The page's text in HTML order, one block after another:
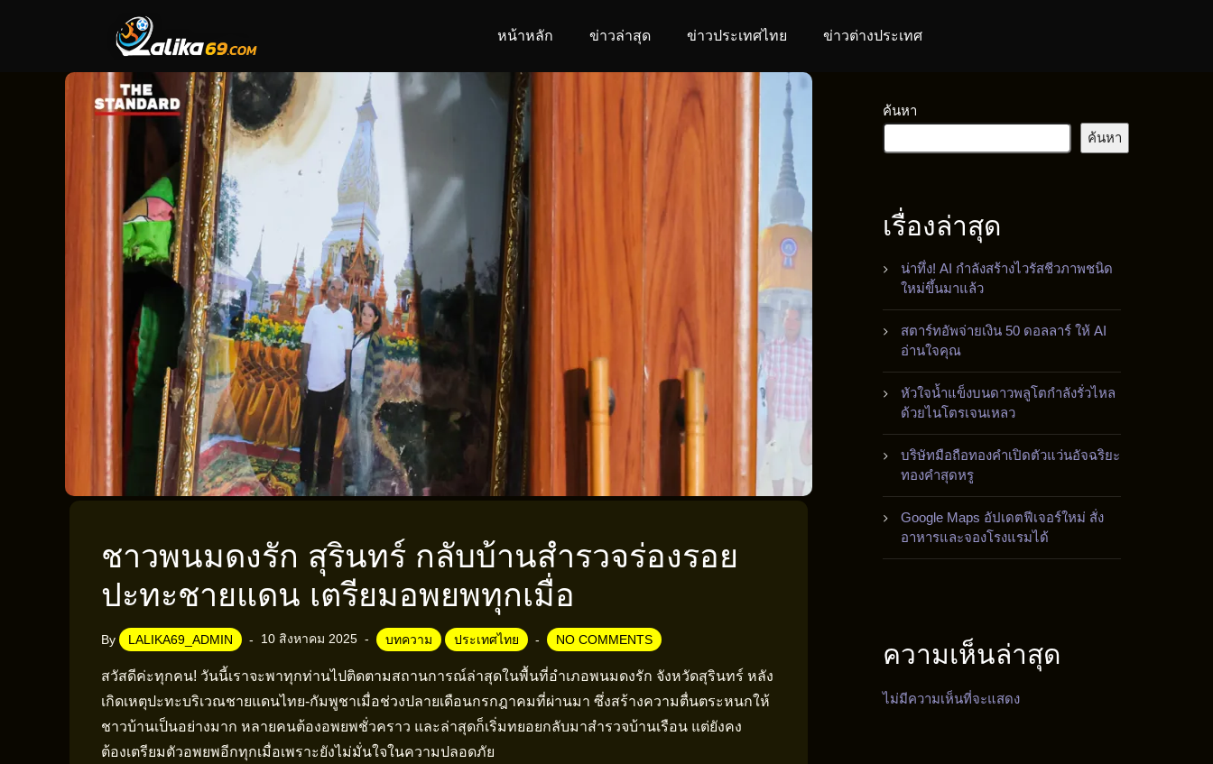
หน้าหลัก ข่าวล่าสุด ข่าวประเทศไทย ข่าวต่างประเทศ
ชาวพนมดงรัก สุรินทร์ กลับบ้านสำรวจร่องรอย
ปะทะชายแดน เตรียมอพยพทุกเมื่อ
By LALIKA69_ADMIN 10 สิงหาคม 2025 บทความ ประเทศไทย NO COMMENTS
สวัสดีค่ะทุกคน! วันนี้เราจะพาทุกท่านไปติดตามสถานการณ์ล่าสุดในพื้นที่อำเภอพนมดงรัก จังหวัดสุรินทร์ หลัง
เกิดเหตุปะทะบริเวณชายแดนไทย-กัมพูชาเมื่อช่วงปลายเดือนกรกฎาคมที่ผ่านมา ซึ่งสร้างความตื่นตระหนกให้
ชาวบ้านเป็นอย่างมาก หลายคนต้องอพยพชั่วคราว และล่าสุดก็เริ่มทยอยกลับมาสำรวจบ้านเรือน แต่ยังคง
ต้องเตรียมตัวอพยพอีกทุกเมื่อเพราะยังไม่มั่นใจในความปลอดภัย
ค้นหา
ค้นหา
เรื่องล่าสุด
น่าทึ่ง! AI กำลังสร้างไวรัสชีวภาพชนิด
ใหม่ขึ้นมาแล้ว
สตาร์ทอัพจ่ายเงิน 50 ดอลลาร์ ให้ AI
อ่านใจคุณ
หัวใจน้ำแข็งบนดาวพลูโตกำลังรั่วไหล
ด้วยไนโตรเจนเหลว
บริษัทมือถือทองคำเปิดตัวแว่นอัจฉริยะ
ทองคำสุดหรู
Google Maps อัปเดตฟีเจอร์ใหม่ สั่ง
อาหารและจองโรงแรมได้
ความเห็นล่าสุด
ไม่มีความเห็นที่จะแสดง